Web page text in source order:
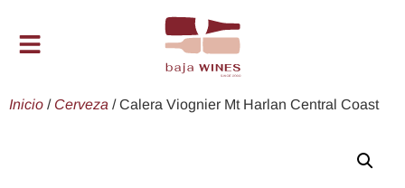
Inicio / Cerveza / Calera Viognier Mt Harlan Central Coast